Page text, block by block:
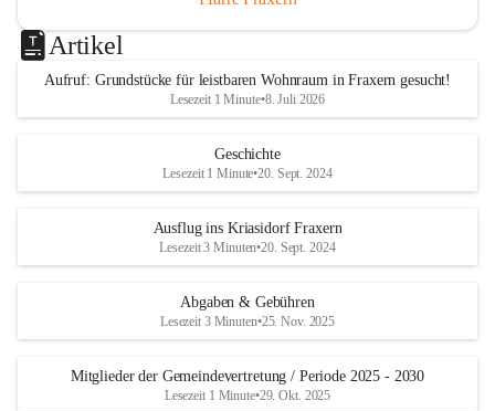
Artikel
Aufruf: Grundstücke für leistbaren Wohnraum in Fraxern gesucht!
Lesezeit 1 Minute•8. Juli 2026
Geschichte
Lesezeit 1 Minute•20. Sept. 2024
Ausflug ins Kriasidorf Fraxern
Lesezeit 3 Minuten•20. Sept. 2024
Abgaben & Gebühren
Lesezeit 3 Minuten•25. Nov. 2025
Mitglieder der Gemeindevertretung / Periode 2025 - 2030
Lesezeit 1 Minute•29. Okt. 2025